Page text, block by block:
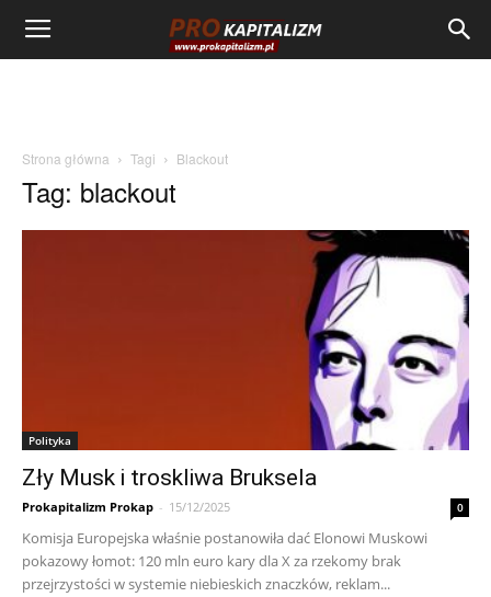
Strona główna Tagi Blackout
Tag: blackout
Polityka
Zły Musk i troskliwa Bruksela
Prokapitalizm Prokap - 15/12/2025 0
Komisja Europejska właśnie postanowiła dać Elonowi Muskowi
pokazowy łomot: 120 mln euro kary dla X za rzekomy brak
przejrzystości w systemie niebieskich znaczków, reklam...